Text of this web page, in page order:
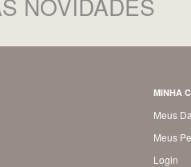
MINHA
Meus
Meus
Login